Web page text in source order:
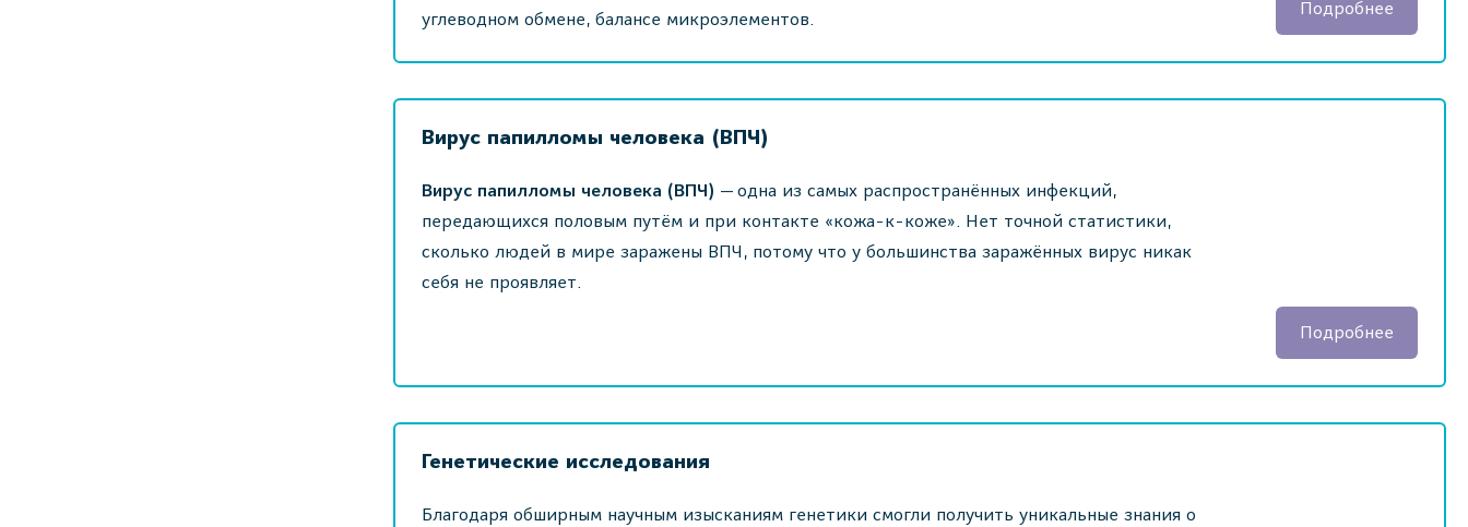
углеводном обмене, балансе микроэлементов.
Подробнее
Вирус папилломы человека (ВПЧ)
Вирус папилломы человека (ВПЧ) — одна из самых распространённых инфекций,
передающихся половым путём и при контакте «кожа-к-коже». Нет точной статистики,
сколько людей в мире заражены ВПЧ, потому что у большинства заражённых вирус никак
себя не проявляет.
Подробнее
Генетические исследования
Благодаря обширным научным изысканиям генетики смогли получить уникальные знания о